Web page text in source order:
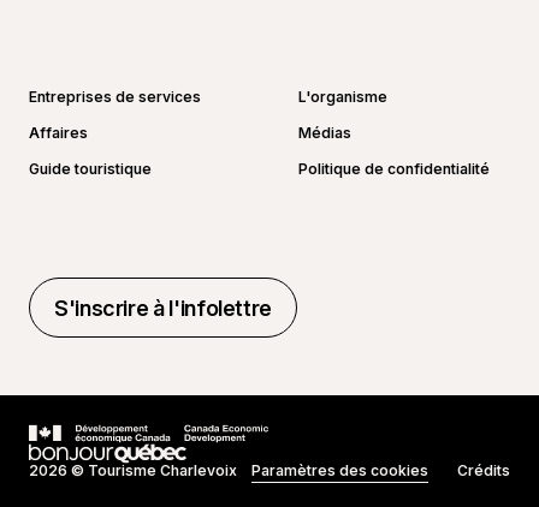
Entreprises de services
L'organisme
Affaires
Médias
Guide touristique
Politique de confidentialité
S'inscrire à l'infolettre
S'inscrire à l'infolettre
2026 © Tourisme Charlevoix Paramètres des cookies Crédits